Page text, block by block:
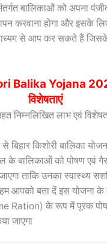
बालिकाओं को अपना
करवाना होगा और इसके
से आप कर सकते हैं जिसके
Balika Yojana
विशेषताएं
निम्नलिखित लाभ एवं
बिहार किशोरी बालिका
के बालिकाओं को पोषण एवं गैर
ताकि उनका स्वास्थ्य
आपको बता दें इस योजना के
Ration) के रूप में पूरक
जाएगा